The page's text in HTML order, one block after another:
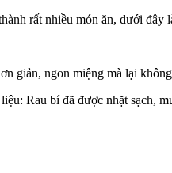
rất nhiều món ăn, dưới
giản, ngon miệng mà lại
Rau bí đã được nhặt sạch,